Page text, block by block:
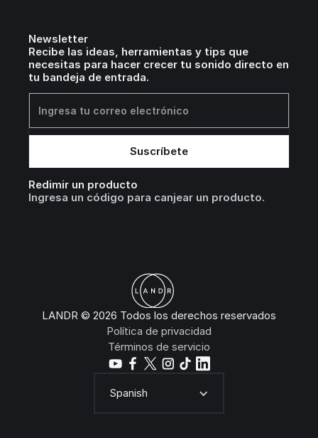
Newsletter
Recibe las ideas, herramientas y tips que
necesitas para hacer crecer tu sonido directo en
tu bandeja de entrada.
Redimir un producto
Ingresa un código para canjear un producto.
LANDR © 2026 Todos los derechos reservados
Política de privacidad
Términos de servicio
Spanish